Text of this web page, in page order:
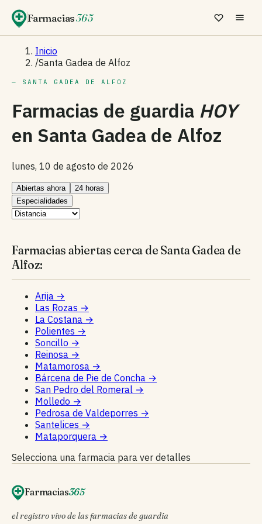
Farmacias365
Inicio
/Santa Gadea de Alfoz
— SANTA GADEA DE ALFOZ
Farmacias de guardia HOY
en Santa Gadea de Alfoz
lunes, 10 de agosto de 2026
Abiertas ahora
24 horas
Especialidades
Farmacias abiertas cerca de Santa Gadea de
Alfoz:
Arija →
Las Rozas →
La Costana →
Polientes →
Soncillo →
Reinosa →
Matamorosa →
Bárcena de Pie de Concha →
San Pedro del Romeral →
Molledo →
Pedrosa de Valdeporres →
Santelices →
Mataporquera →
Selecciona una farmacia para ver detalles
Farmacias365
el registro vivo de las farmacias de guardia